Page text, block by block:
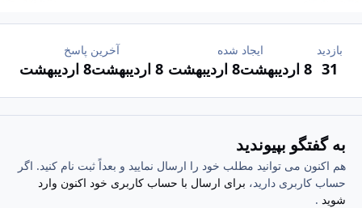
بازدید
31
ایجاد شده
8 اردیبهشت 8 اردیبهشت
آخرین پاسخ
8 اردیبهشت 8 اردیبهشت
به گفتگو بپیوندید
هم اکنون می توانید مطلب خود را ارسال نمایید و بعداً ثبت نام کنید. اگر
حساب کاربری دارید، برای ارسال با حساب کاربری خود اکنون وارد
شوید .